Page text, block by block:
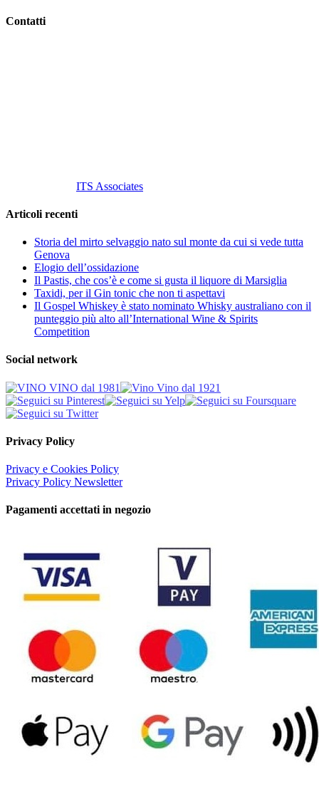
Contatti
ITS Associates
Articoli recenti
Storia del mirto selvaggio nato sul monte da cui si vede tutta
Genova
Elogio dell’ossidazione
Il Pastis, che cos’è e come si gusta il liquore di Marsiglia
Taxidi, per il Gin tonic che non ti aspettavi
Il Gospel Whiskey è stato nominato Whisky australiano con il
punteggio più alto all’International Wine & Spirits
Competition
Social network
Privacy Policy
Privacy e Cookies Policy
Privacy Policy Newsletter
Pagamenti accettati in negozio